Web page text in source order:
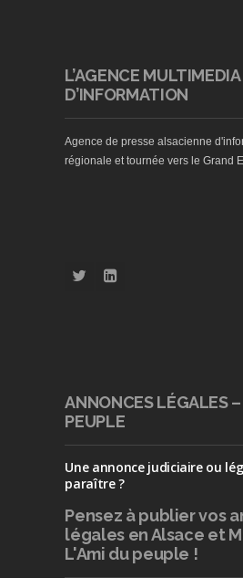
L’AGENCE MULTIMEDIA
D’INFORMATION
Agence de presse alsacienne
régionale et tournée vers le Grand
ANNONCES LÉGALES –
PEUPLE
Une annonce judiciaire ou
paraître ?
Pensez à publiervos
légales en Alsace et
L'Ami du peuple !